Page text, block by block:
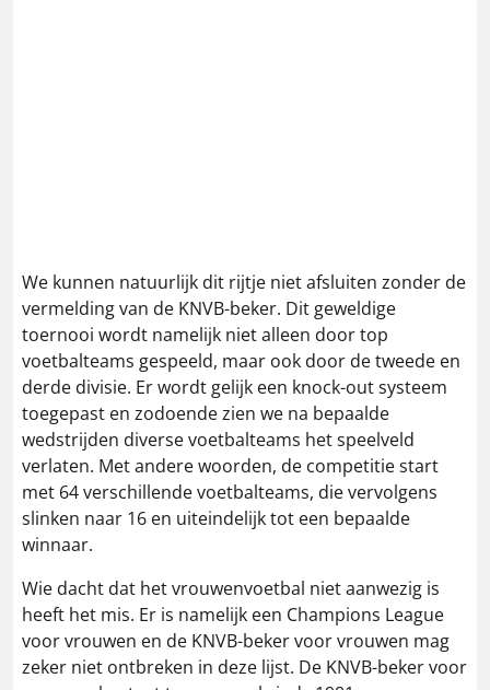
We kunnen natuurlijk dit rijtje niet afsluiten zonder de
vermelding van de KNVB-beker. Dit geweldige
toernooi wordt namelijk niet alleen door top
voetbalteams gespeeld, maar ook door de tweede en
derde divisie. Er wordt gelijk een knock-out systeem
toegepast en zodoende zien we na bepaalde
wedstrijden diverse voetbalteams het speelveld
verlaten. Met andere woorden, de competitie start
met 64 verschillende voetbalteams, die vervolgens
slinken naar 16 en uiteindelijk tot een bepaalde
winnaar.
Wie dacht dat het vrouwenvoetbal niet aanwezig is
heeft het mis. Er is namelijk een Champions League
voor vrouwen en de KNVB-beker voor vrouwen mag
zeker niet ontbreken in deze lijst. De KNVB-beker voor